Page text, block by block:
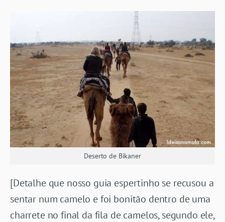
Deserto de Bikaner
[Detalhe que nosso guia espertinho se recusou a
sentar num camelo e foi bonitão dentro de uma
charrete no final da fila de camelos, segundo ele,